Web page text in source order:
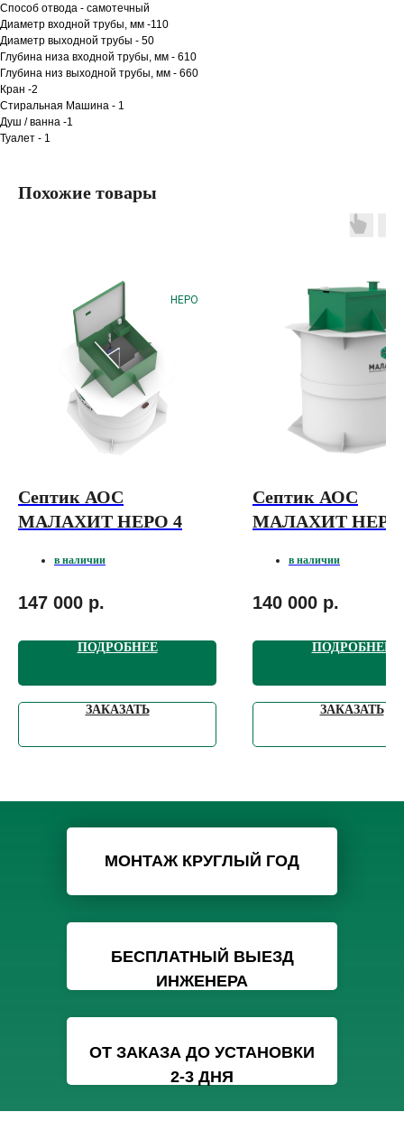
Способ отвода - самотечный
Диаметр входной трубы, мм -110
Диаметр выходной трубы - 50
Глубина низа входной трубы, мм - 610
Глубина низ выходной трубы, мм - 660
Кран -2
Стиральная Машина - 1
Душ / ванна -1
Туалет - 1
Похожие товары
НЕРО
Септик АОС
МАЛАХИТ НЕРО 4
в наличии
147 000 р.
ПОДРОБНЕЕ
ЗАКАЗАТЬ
Септик АОС
МАЛАХИТ НЕРО
в наличии
140 000 р.
ПОДРОБНЕЕ
ЗАКАЗАТЬ
МОНТАЖ КРУГЛЫЙ ГОД
БЕСПЛАТНЫЙ ВЫЕЗД
ИНЖЕНЕРА
ОТ ЗАКАЗА ДО УСТАНОВКИ
2-3 ДНЯ